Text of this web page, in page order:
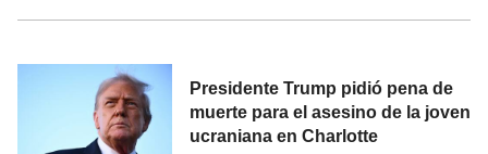
Presidente Trump pidió pena de
muerte para el asesino de la joven
ucraniana en Charlotte